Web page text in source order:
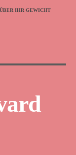
IHR GEWICHT